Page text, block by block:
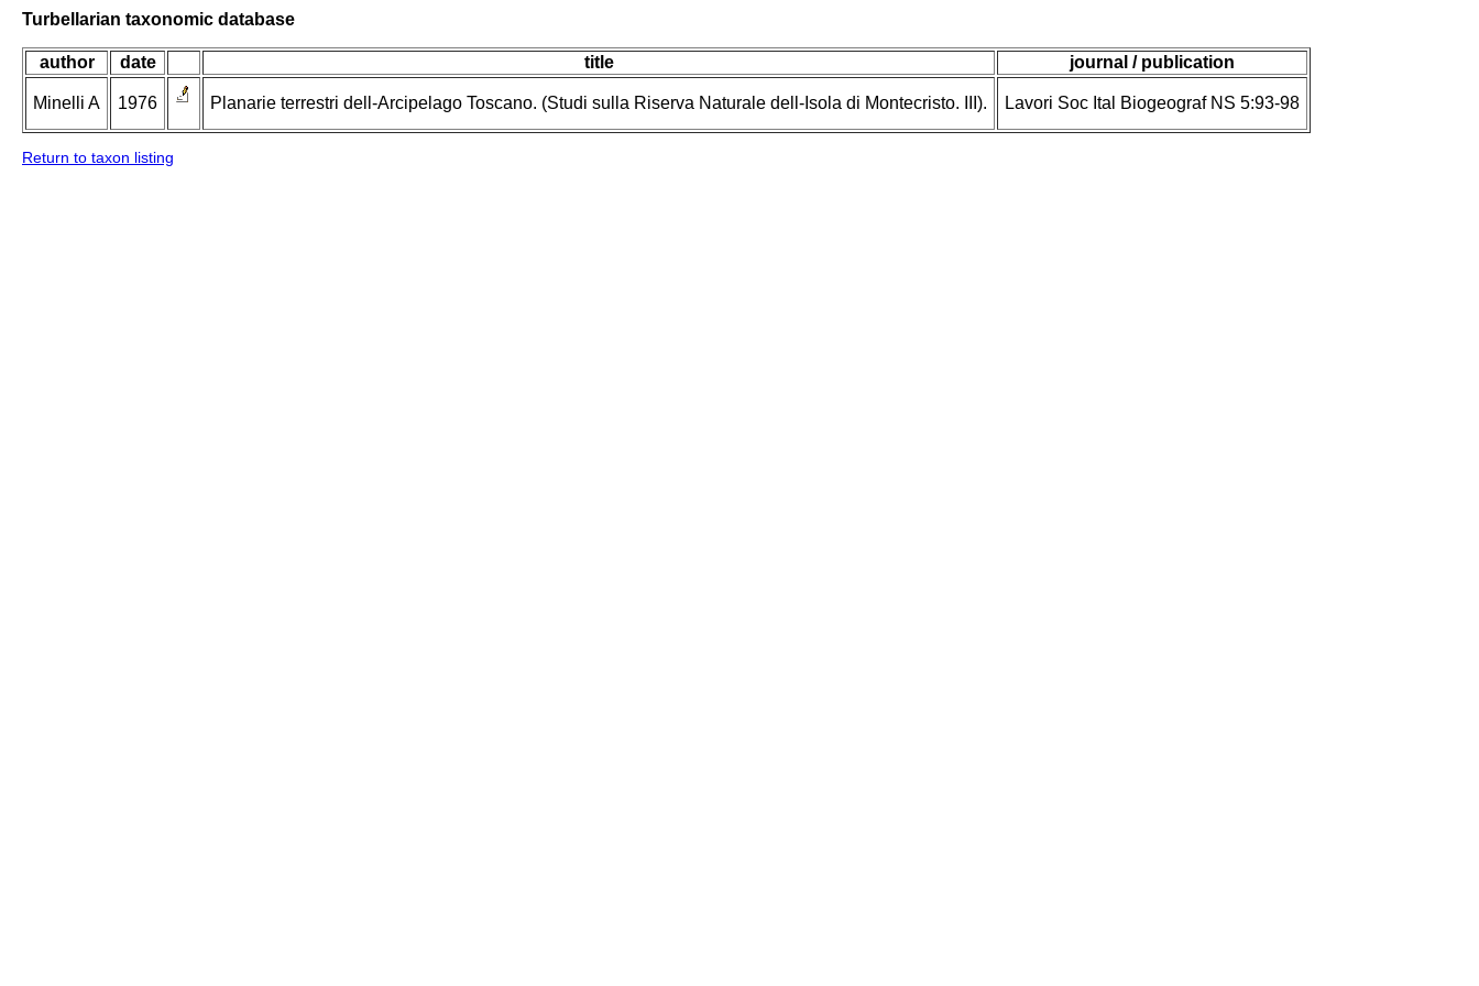
Turbellarian taxonomic database
author date title journal / publication
Minelli A 1976 Planarie terrestri dell-Arcipelago Toscano. (Studi sulla Riserva Naturale dell-Isola di Montecristo. III). Lavori Soc Ital Biogeograf NS 5:93-98
Return to taxon listing